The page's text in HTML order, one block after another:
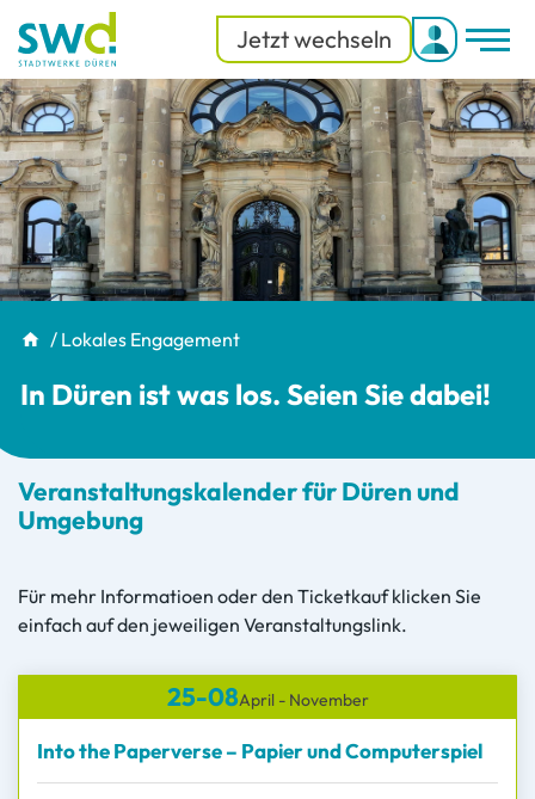
Jetzt wechseln
/ Lokales Engagement
In Düren ist was los. Seien Sie dabei!
Veranstaltungskalender für Düren und
Umgebung
Für mehr Informatioen oder den Ticketkauf klicken Sie
einfach auf den jeweiligen Veranstaltungslink.
25-08April - November
Into the Paperverse – Papier und Computerspiel